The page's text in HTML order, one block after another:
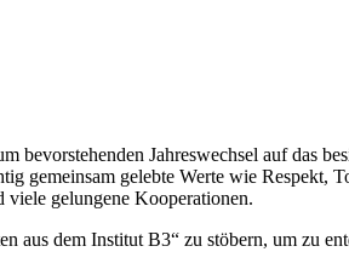
Jahreswechsel auf das
gemeinsam gelebte Werte wie Respekt,
viele gelungene Kooperationen.
dem Institut B3“ zu stöbern, um zu